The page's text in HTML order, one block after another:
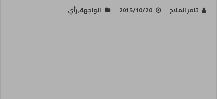
تامر الملاح 2015/10/20 الواجهة,رأي